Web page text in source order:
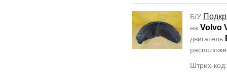
Б/У
на Volvo
двигатель
Штрих-